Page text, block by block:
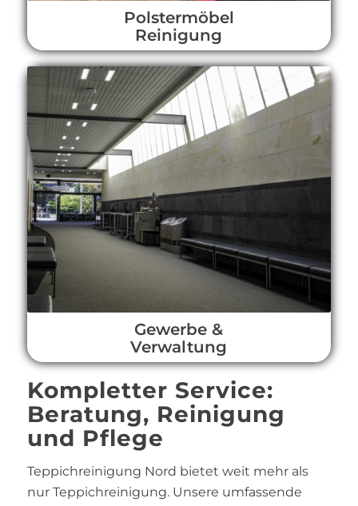
Polstermöbel
Reinigung
Gewerbe &
Verwaltung
Kompletter Service:
Beratung, Reinigung
und Pflege
Teppichreinigung Nord bietet weit mehr als
nur Teppichreinigung. Unsere umfassende